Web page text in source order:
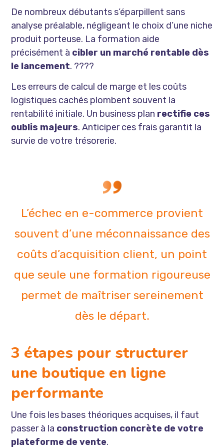
De nombreux débutants s’éparpillent sans
analyse préalable, négligeant le choix d’une niche
produit porteuse. La formation aide
précisément à cibler un marché rentable dès
le lancement. ????
Les erreurs de calcul de marge et les coûts
logistiques cachés plombent souvent la
rentabilité initiale. Un business plan rectifie ces
oublis majeurs. Anticiper ces frais garantit la
survie de votre trésorerie.
L’échec en e-commerce provient
souvent d’une méconnaissance des
coûts d’acquisition client, un point
que seule une formation rigoureuse
permet de maîtriser sereinement
dès le départ.
3 étapes pour structurer
une boutique en ligne
performante
Une fois les bases théoriques acquises, il faut
passer à la construction concrète de votre
plateforme de vente.